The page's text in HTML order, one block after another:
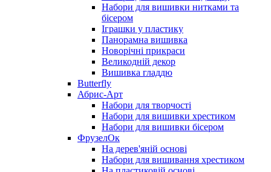
Набори для вишивки нитками та
бісером
Іграшки у пластику
Панорамна вишивка
Новорічні прикраси
Великодній декор
Вишивка гладдю
Butterfly
Абрис-Арт
Набори для творчості
Набори для вишивки хрестиком
Набори для вишивки бісером
ФрузелОк
На дерев'яній основі
Набори для вишивання хрестиком